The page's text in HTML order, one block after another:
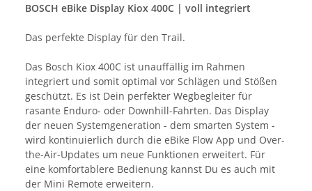
BOSCH eBike Display Kiox 400C | voll integriert
Das perfekte Display für den Trail.
Das Bosch Kiox 400C ist unauffällig im Rahmen
integriert und somit optimal vor Schlägen und Stößen
geschützt. Es ist Dein perfekter Wegbegleiter für
rasante Enduro- oder Downhill-Fahrten. Das Display
der neuen Systemgeneration - dem smarten System -
wird kontinuierlich durch die eBike Flow App und Over-
the-Air-Updates um neue Funktionen erweitert. Für
eine komfortablere Bedienung kannst Du es auch mit
der Mini Remote erweitern.